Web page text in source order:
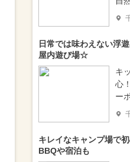
日常では味わえない浮
屋内遊び場☆
キ
心
ー
キレイなキャンプ場で
BBQや宿泊も